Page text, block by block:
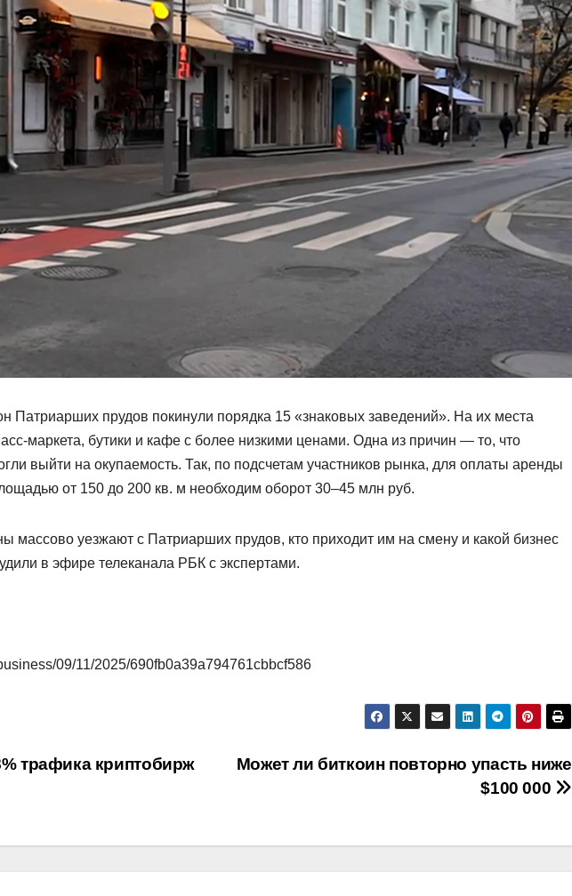
Патриарших прудов покинули порядка 15 «знаковых заведений». На их места
маркета, бутики и кафе с более низкими ценами. Одна из причин — то, что
выйти на окупаемость. Так, по подсчетам участников рынка, для оплаты аренды
от 150 до 200 кв. м необходим оборот 30–45 млн руб.
массово уезжают с Патриарших прудов, кто приходит им на смену и какой бизнес
в эфире телеканала РБК с экспертами.
09/11/2025/690fb0a39a794761cbbcf586
Может ли биткоин повторно упасть ниже
$100 000
трафика криптобирж